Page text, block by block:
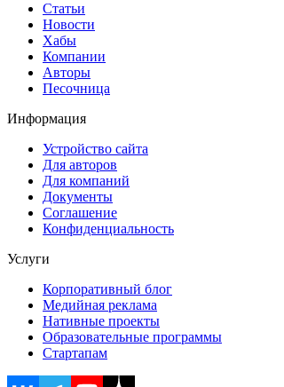
Статьи
Новости
Хабы
Компании
Авторы
Песочница
Информация
Устройство сайта
Для авторов
Для компаний
Документы
Соглашение
Конфиденциальность
Услуги
Корпоративный блог
Медийная реклама
Нативные проекты
Образовательные программы
Стартапам